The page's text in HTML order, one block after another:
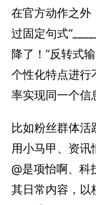
在官方动作之外
过固定句式
降了！”反转式
个性化特点进行
率实现同一个信
比如粉丝群体活
用小马甲、资
@是项怡啊、科
其日常内容，以